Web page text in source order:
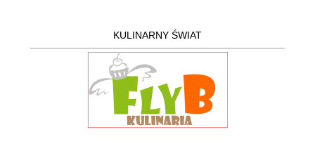
KULINARNY ŚWIAT